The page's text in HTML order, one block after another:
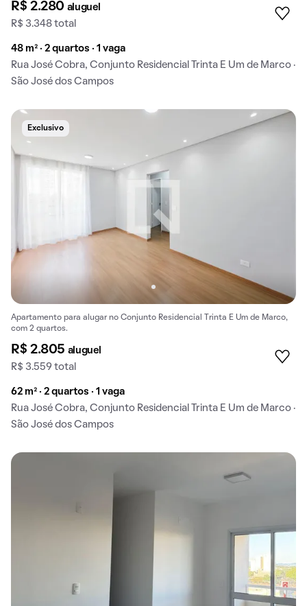
R$ 2.280 aluguel
R$ 3.348 total
48 m² · 2 quartos · 1 vaga
Rua José Cobra, Conjunto Residencial Trinta E Um de Marco ·
São José dos Campos
Exclusivo
Apartamento para alugar no Conjunto Residencial Trinta E Um de Marco,
com 2 quartos.
R$ 2.805 aluguel
R$ 3.559 total
62 m² · 2 quartos · 1 vaga
Rua José Cobra, Conjunto Residencial Trinta E Um de Marco ·
São José dos Campos